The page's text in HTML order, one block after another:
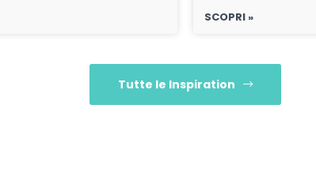
SCOPRI »
Tutte le Inspiration